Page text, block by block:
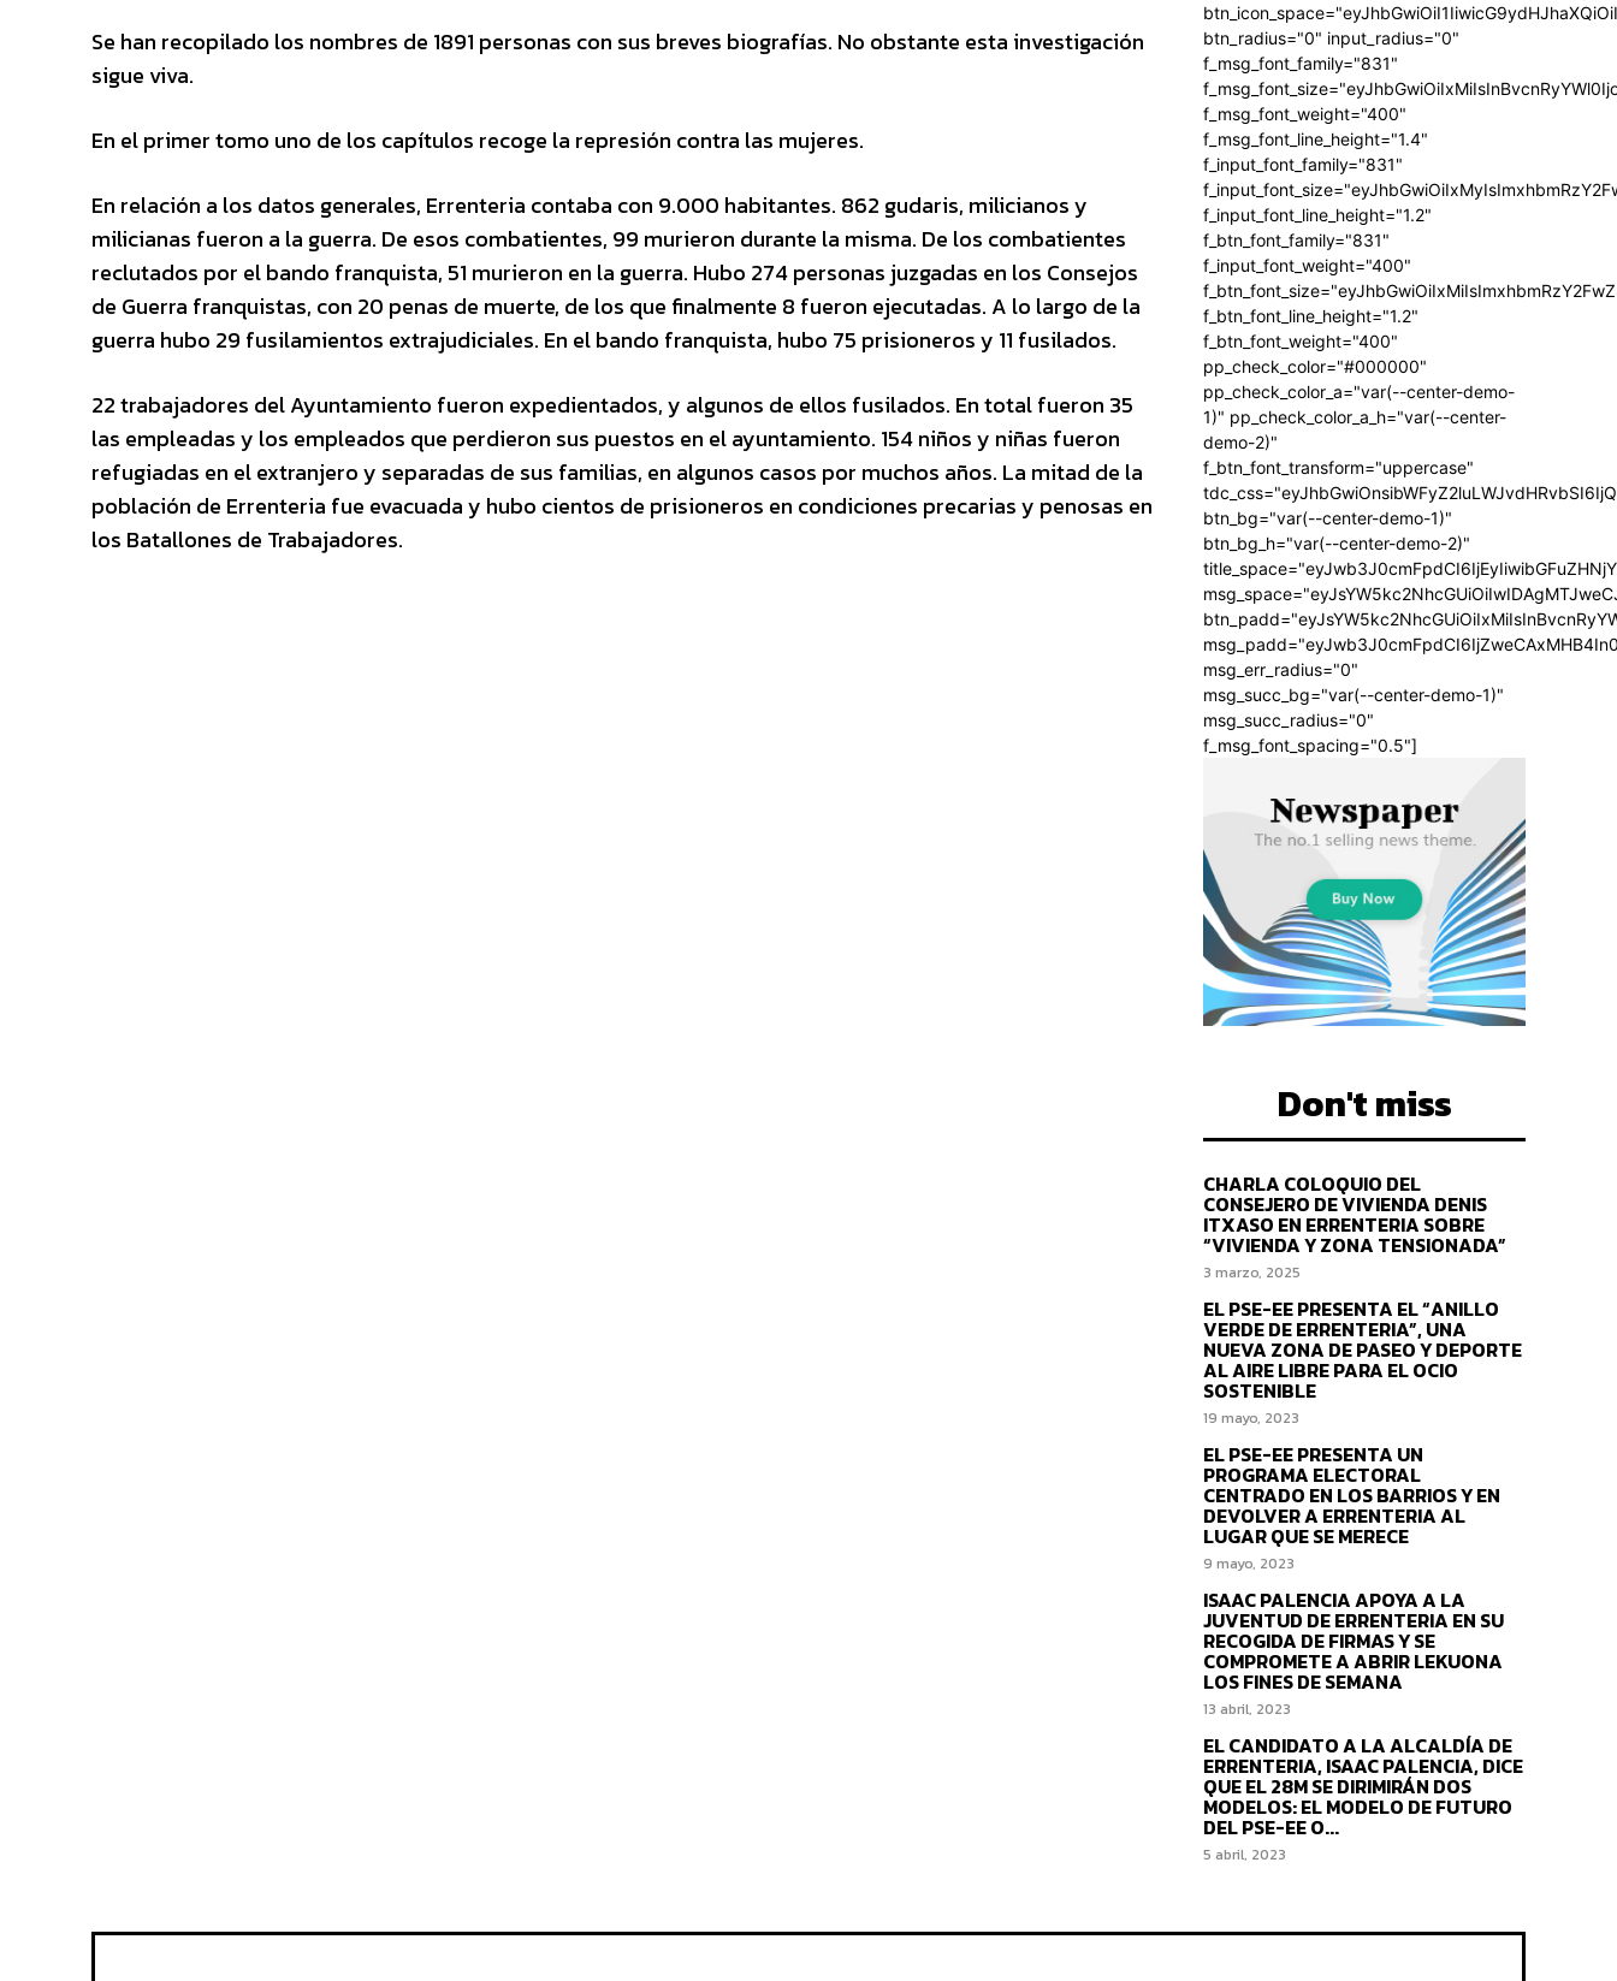
Se han recopilado los nombres de 1891 personas con sus breves biografías. No obstante esta investigación
sigue viva.
En el primer tomo uno de los capítulos recoge la represión contra las mujeres.
En relación a los datos generales, Errenteria contaba con 9.000 habitantes. 862 gudaris, milicianos y
milicianas fueron a la guerra. De esos combatientes, 99 murieron durante la misma. De los combatientes
reclutados por el bando franquista, 51 murieron en la guerra. Hubo 274 personas juzgadas en los Consejos
de Guerra franquistas, con 20 penas de muerte, de los que finalmente 8 fueron ejecutadas. A lo largo de la
guerra hubo 29 fusilamientos extrajudiciales. En el bando franquista, hubo 75 prisioneros y 11 fusilados.
22 trabajadores del Ayuntamiento fueron expedientados, y algunos de ellos fusilados. En total fueron 35
las empleadas y los empleados que perdieron sus puestos en el ayuntamiento. 154 niños y niñas fueron
refugiadas en el extranjero y separadas de sus familias, en algunos casos por muchos años. La mitad de la
población de Errenteria fue evacuada y hubo cientos de prisioneros en condiciones precarias y penosas en
los Batallones de Trabajadores.
btn_radius="0" input_radius="0"
f_msg_font_family="831"
f_msg_font_weight="400"
f_msg_font_line_height="1.4"
f_input_font_family="831"
f_input_font_line_height="1.2"
f_btn_font_family="831"
f_input_font_weight="400"
f_btn_font_line_height="1.2"
f_btn_font_weight="400"
pp_check_color="#000000"
pp_check_color_a="var(--center-demo-
1)" pp_check_color_a_h="var(--center-
demo-2)"
f_btn_font_transform="uppercase"
btn_bg="var(--center-demo-1)"
btn_bg_h="var(--center-demo-2)"
msg_err_radius="0"
msg_succ_bg="var(--center-demo-1)"
msg_succ_radius="0"
f_msg_font_spacing="0.5"]
Don't miss
CHARLA COLOQUIO DEL
CONSEJERO DE VIVIENDA DENIS
ITXASO EN ERRENTERIA SOBRE
“VIVIENDA Y ZONA TENSIONADA”
3 marzo, 2025
EL PSE-EE PRESENTA EL “ANILLO
VERDE DE ERRENTERIA”, UNA
NUEVA ZONA DE PASEO Y DEPORTE
AL AIRE LIBRE PARA EL OCIO
SOSTENIBLE
19 mayo, 2023
EL PSE-EE PRESENTA UN
PROGRAMA ELECTORAL
CENTRADO EN LOS BARRIOS Y EN
DEVOLVER A ERRENTERIA AL
LUGAR QUE SE MERECE
9 mayo, 2023
ISAAC PALENCIA APOYA A LA
JUVENTUD DE ERRENTERIA EN SU
RECOGIDA DE FIRMAS Y SE
COMPROMETE A ABRIR LEKUONA
LOS FINES DE SEMANA
13 abril, 2023
EL CANDIDATO A LA ALCALDÍA DE
ERRENTERIA, ISAAC PALENCIA, DICE
QUE EL 28M SE DIRIMIRÁN DOS
MODELOS: EL MODELO DE FUTURO
DEL PSE-EE O...
5 abril, 2023